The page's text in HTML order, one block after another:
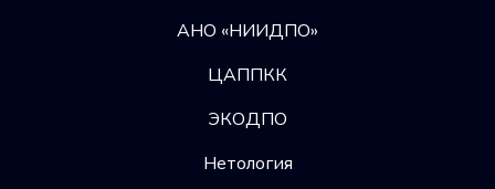
АНО «НИИДПО»
ЦАППКК
ЭКОДПО
Нетология